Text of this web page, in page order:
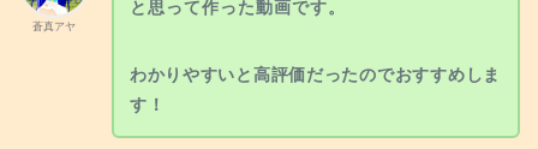
蒼真アヤ
と思って作った動画です。
わかりやすいと高評価だったのでおすすめしま
す！